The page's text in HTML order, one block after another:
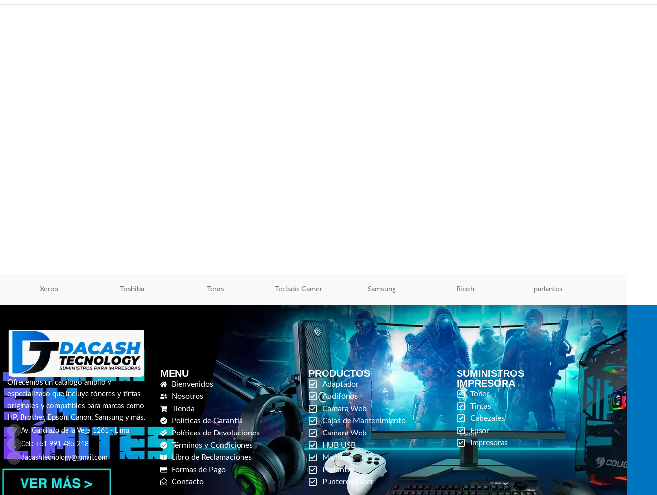
Xerox Toshiba Teros Teclado Gamer Samsung Ricoh parlantes
Ofrecemos un catálogo amplio y
especializado que incluye tóneres y tintas
originales y compatibles para marcas como
HP, Brother, Epson, Canon, Samsung y más.
Av. Garcilazo de la Vega 1261 - Lima
Cel.: +51 991 485 218
dacashtecnology@gmail.com
MENU
Bienvenidos
Nosotros
Tienda
Políticas de Garantia
Políticas de Devoluciones
Términos y Condiciones
Libro de Reclamaciones
Formas de Pago
Contacto
PRODUCTOS
Adaptador
Audifonos
Camara Web
Cajas de Mantenimiento
Camara Web
HUB USB
Mandos
Parlantes
Punteros Laser
SUMINISTROS
IMPRESORA
Toner
Tintas
Cabezales
Fusor
Impresoras